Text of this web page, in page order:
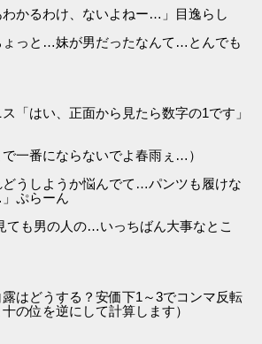
かるわけ、ないよねー…」目逸らし
ょっと…妹が男だったなんて…とんでも
「はい、正面から見たら数字の1です」
一番にならないでよ春雨ぇ…）
うしようか悩んでて…パンツも履けな
ぷらーん
ても男の人の…いっちばん大事なとこ
はどうする？安価下1～3でコンマ反転
の位を逆にして計算します）